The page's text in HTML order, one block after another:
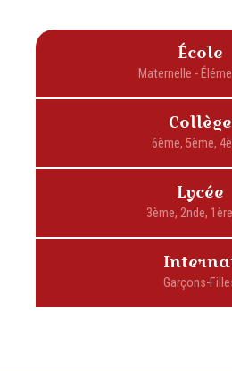
École
Collège
Lycée